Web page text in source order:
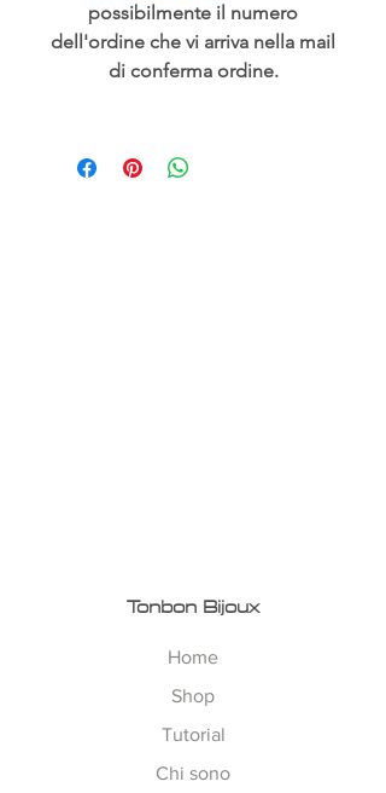
possibilmente il numero
dell'ordine che vi arriva nella mail
di conferma ordine.
Tonbon Bijoux
Home
Shop
Tutorial
Chi sono